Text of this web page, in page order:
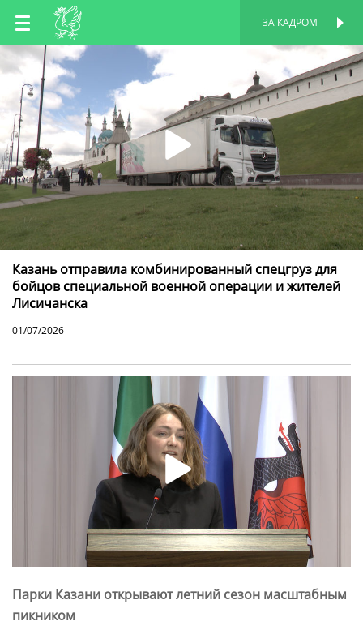
RU
TT
ЗА КАДРОМ
Казань отправила комбинированный спецгруз для
бойцов специальной военной операции и жителей
Лисичанска
01/07/2026
Парки Казани открывают летний сезон масштабным
пикником
ПЕРСОНАЛЬНАЯ
СТРАНИЦА